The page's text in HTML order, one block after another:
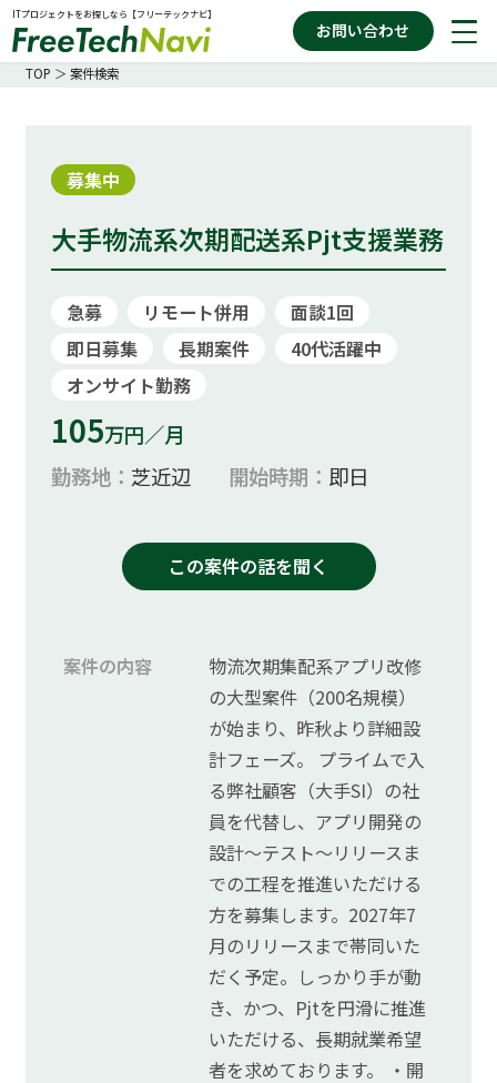
ITプロジェクトをお探しなら【フリーテックナビ】
お問い合わせ
TOP ＞ 案件検索
募集中
大手物流系次期配送系Pjt支援業務
急募 リモート併用
面談1回
即日募集
長期案件
40代活躍中
オンサイト勤務
105万円／月
勤務地： 芝近辺 開始時期： 即日
この案件の話を聞く
案件の内容
物流次期集配系アプリ改修
の大型案件（200名規模）
が始まり、昨秋より詳細設
計フェーズ。 プライムで入
る弊社顧客（大手SI）の社
員を代替し、アプリ開発の
設計～テスト～リリースま
での工程を推進いただける
方を募集します。2027年7
月のリリースまで帯同いた
だく予定。しっかり手が動
き、かつ、Pjtを円滑に推進
いただける、長期就業希望
者を求めております。 ・開
案件を探す
お役立ちコラム
フリーテックナビの特徴
プライバシーポリシー
取引適正化ガイドライン
© FreeTechNavi